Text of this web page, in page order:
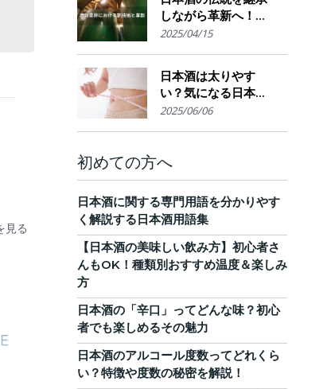
見る
しながら革新へ！
AI・IoTが実現する革
の未来展望
2025/04/15
日本酒は太りやす
い？気になる日本酒
のカロリーと糖質。
2025/06/06
初めての方へ
日本酒に関する専門用語を分かりやす
く解説する日本酒用語集
【日本酒の美味しい飲み方】初心者さ
んもOK！種類別おすすめ温度＆楽しみ
方
日本酒の「辛口」ってどんな味？初心
者でも楽しめるその魅力
日本酒のアルコール度数ってどれくら
い？特徴や度数の秘密を解説！